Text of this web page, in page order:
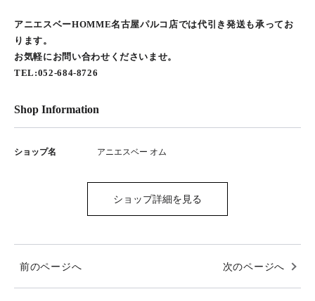
アニエスベーHOMME名古屋パルコ店では代引き発送も承ってお
ります。
お気軽にお問い合わせくださいませ。
TEL:052-684-8726
Shop Information
ショップ名 アニエスベー オム
ショップ詳細を見る
前のページへ 次のページへ